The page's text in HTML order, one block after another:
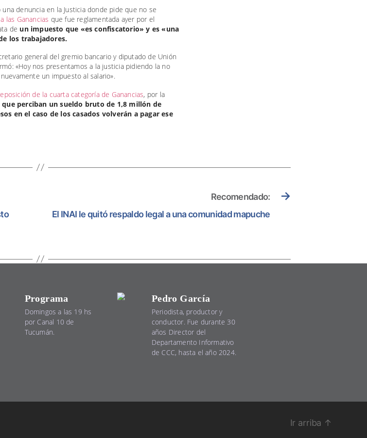
denuncia en la Justicia donde pide que no se
las Ganancias que fue reglamentada ayer por el
de un impuesto que «es confiscatorio» y es «una
los trabajadores.
general del gremio bancario y diputado de Unión
«Hoy nos presentamos a la justicia pidiendo la no
un impuesto al salario».
de la cuarta categoría de Ganancias, por la
perciban un sueldo bruto de 1,8 millón de
en el caso de los casados volverán a pagar ese
→
Recomendado:
El INAI le quitó respaldo legal a una comunidad mapuche
Programa
Domingos a las 19 hs
por Canal 10 de
Tucumán.
Pedro García
Periodista, productor y
conductor. Fue durante 30
años Director del
Departamento Informativo
de CCC, hasta el año 2024.
Ir arriba ↑